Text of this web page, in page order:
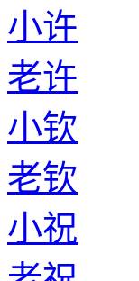
小许
老许
小钦
老钦
小祝